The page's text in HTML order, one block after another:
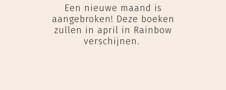
Een nieuwe maand is
aangebroken! Deze boeken
zullen in april in Rainbow
verschijnen.